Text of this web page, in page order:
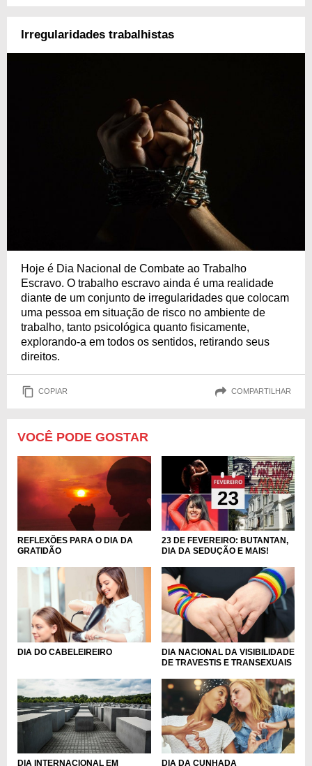
Irregularidades trabalhistas
Hoje é Dia Nacional de Combate ao Trabalho
Escravo. O trabalho escravo ainda é uma realidade
diante de um conjunto de irregularidades que colocam
uma pessoa em situação de risco no ambiente de
trabalho, tanto psicológica quanto fisicamente,
explorando-a em todos os sentidos, retirando seus
direitos.
COPIAR COMPARTILHAR
VOCÊ PODE GOSTAR
REFLEXÕES PARA O DIA DA
GRATIDÃO
23 DE FEVEREIRO: BUTANTAN,
DIA DA SEDUÇÃO E MAIS!
DIA DO CABELEIREIRO
DIA NACIONAL DA VISIBILIDADE
DE TRAVESTIS E TRANSEXUAIS
DIA INTERNACIONAL EM
DIA DA CUNHADA